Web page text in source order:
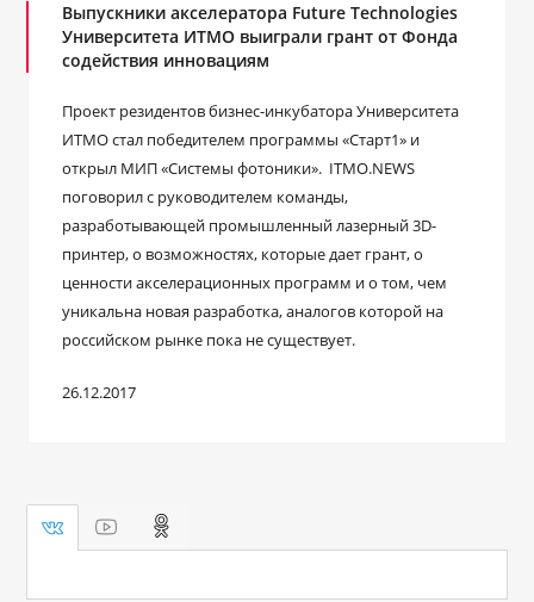
Выпускники акселератора Future Technologies
Университета ИТМО выиграли грант от Фонда
содействия инновациям
Проект резидентов бизнес-инкубатора Университета
ИТМО стал победителем программы «Старт1» и
открыл МИП «Системы фотоники». ITMO.NEWS
поговорил с руководителем команды,
разработывающей промышленный лазерный 3D-
принтер, о возможностях, которые дает грант, о
ценности акселерационных программ и о том, чем
уникальна новая разработка, аналогов которой на
российском рынке пока не существует.
26.12.2017